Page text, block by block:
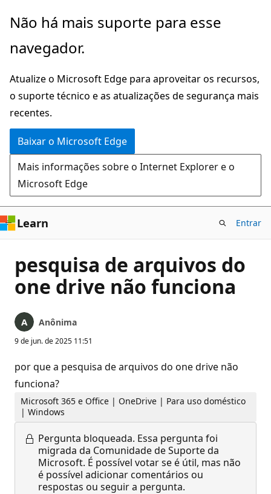
Pular
o
principal
Não há mais suporte para esse
navegador.
Atualize o Microsoft Edge para aproveitar os recursos,
o suporte técnico e as atualizações de segurança mais
recentes.
Baixar o Microsoft Edge
Mais informações sobre o Internet Explorer e o
Microsoft Edge
Learn Entrar
pesquisa de arquivos do
one drive não funciona
Anônima
9 de jun. de 2025 11:51
por que a pesquisa de arquivos do one drive não
funciona?
Microsoft 365 e Office | OneDrive | Para uso doméstico
| Windows
Pergunta bloqueada. Essa pergunta foi
migrada da Comunidade de Suporte da
Microsoft. É possível votar se é útil, mas não
é possível adicionar comentários ou
respostas ou seguir a pergunta.